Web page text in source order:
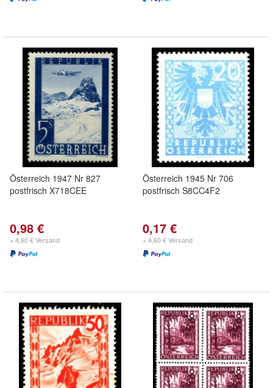
Österreich 1947 Nr 827
postfrisch X718CEE
0,98 €
+ 4,60 € Versand
Österreich 1945 Nr 706
postfrisch S8CC4F2
0,17 €
+ 4,60 € Versand